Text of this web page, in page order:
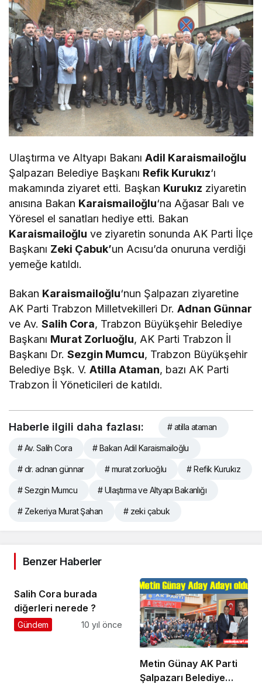
Ulaştırma ve Altyapı BakanıAdil Karaismailoğlu
Şalpazarı Belediye Başkanı Refik Kurukız‘ı
makamında ziyaret etti. Başkan Kurukız ziyaretin
anısına Bakan Karaismailoğlu‘na Ağasar Balı ve
Yöresel el sanatları hediye etti. Bakan
Karaismailoğlu ve ziyaretin sonunda AK Parti İlçe
Başkanı Zeki Çabuk’un Acısu’da onuruna verdiği
yemeğe katıldı.
Bakan Karaismailoğlu‘nun Şalpazarı ziyaretine
AK Parti Trabzon Milletvekilleri Dr.Adnan Günnar
ve Av.Salih Cora, Trabzon Büyükşehir Belediye
Başkanı Murat Zorluoğlu, AK Parti Trabzon İl
Başkanı Dr.Sezgin Mumcu, Trabzon Büyükşehir
Belediye Bşk. V.Atilla Ataman, bazı AK Parti
Trabzon İl Yöneticileri de katıldı.
Haberle ilgili daha fazlası: # atilla ataman
# Av. Salih Cora # Bakan Adil Karaismailoğlu
# dr. adnan günnar # murat zorluoğlu # Refik Kurukız
# Sezgin Mumcu # Ulaştırma ve Altyapı Bakanlığı
# Zekeriya Murat Şahan # zeki çabuk
Benzer Haberler
Salih Cora burada
diğerleri nerede ?
Gündem 10 yıl önce
Metin Günay AK Parti
Şalpazarı Belediye